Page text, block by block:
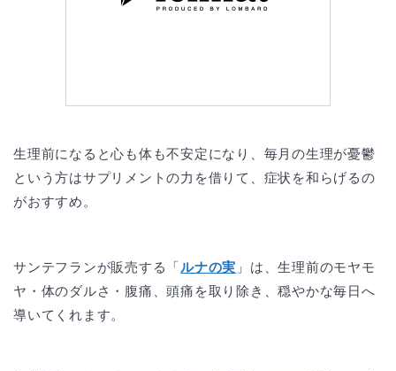
生理前になると心も体も不安定になり、毎月の生理が憂鬱
という方はサプリメントの力を借りて、症状を和らげるの
がおすすめ。
サンテフランが販売する「ルナの実 」は、生理前のモヤモ
ヤ・体のダルさ・腹痛、頭痛を取り除き、穏やかな毎日へ
導いてくれます。